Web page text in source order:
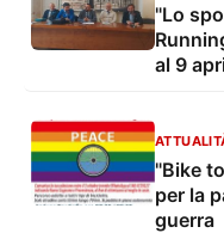
"Lo
al 9
"Bike
per la
guerra